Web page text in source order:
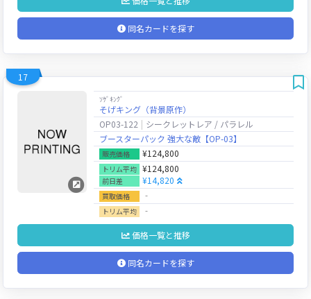
同名カードを探す
17
ｿｹﾞｷﾝｸﾞ
そげキング（背景原作）
OP03-122
シークレットレア / パラレル
ブースターパック 強大な敵【OP-03】
販売価格 ¥124,800
トリム平均 ¥124,800
前日差 ¥14,820
買取価格 ‐
トリム平均 ‐
価格一覧と推移
同名カードを探す